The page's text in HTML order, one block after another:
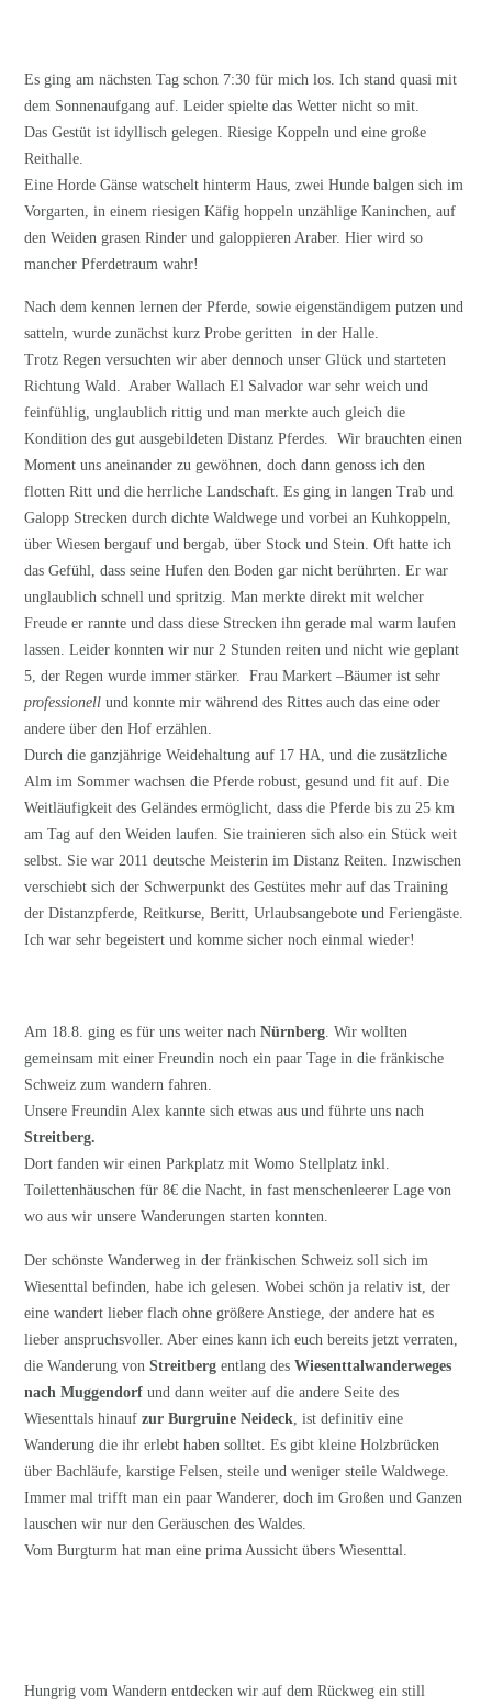
Es ging am nächsten Tag schon 7:30 für mich los. Ich stand quasi mit
dem Sonnenaufgang auf. Leider spielte das Wetter nicht so mit.
Das Gestüt ist idyllisch gelegen. Riesige Koppeln und eine große
Reithalle.
Eine Horde Gänse watschelt hinterm Haus, zwei Hunde balgen sich im
Vorgarten, in einem riesigen Käfig hoppeln unzählige Kaninchen, auf
den Weiden grasen Rinder und galoppieren Araber. Hier wird so
mancher Pferdetraum wahr!
Nach dem kennen lernen der Pferde, sowie eigenständigem putzen und
satteln, wurde zunächst kurz Probe geritten in der Halle.
Trotz Regen versuchten wir aber dennoch unser Glück und starteten
Richtung Wald. Araber Wallach El Salvador war sehr weich und
feinfühlig, unglaublich rittig und man merkte auch gleich die
Kondition des gut ausgebildeten Distanz Pferdes. Wir brauchten einen
Moment uns aneinander zu gewöhnen, doch dann genoss ich den
flotten Ritt und die herrliche Landschaft. Es ging in langen Trab und
Galopp Strecken durch dichte Waldwege und vorbei an Kuhkoppeln,
über Wiesen bergauf und bergab, über Stock und Stein. Oft hatte ich
das Gefühl, dass seine Hufen den Boden gar nicht berührten. Er war
unglaublich schnell und spritzig. Man merkte direkt mit welcher
Freude er rannte und dass diese Strecken ihn gerade mal warm laufen
lassen. Leider konnten wir nur 2 Stunden reiten und nicht wie geplant
5, der Regen wurde immer stärker. Frau Markert –Bäumer ist sehr
professionell und konnte mir während des Rittes auch das eine oder
andere über den Hof erzählen.
Durch die ganzjährige Weidehaltung auf 17 HA, und die zusätzliche
Alm im Sommer wachsen die Pferde robust, gesund und fit auf. Die
Weitläufigkeit des Geländes ermöglicht, dass die Pferde bis zu 25 km
am Tag auf den Weiden laufen. Sie trainieren sich also ein Stück weit
selbst. Sie war 2011 deutsche Meisterin im Distanz Reiten. Inzwischen
verschiebt sich der Schwerpunkt des Gestütes mehr auf das Training
der Distanzpferde, Reitkurse, Beritt, Urlaubsangebote und Feriengäste.
Ich war sehr begeistert und komme sicher noch einmal wieder!
Am 18.8. ging es für uns weiter nach Nürnberg. Wir wollten
gemeinsam mit einer Freundin noch ein paar Tage in die fränkische
Schweiz zum wandern fahren.
Unsere Freundin Alex kannte sich etwas aus und führte uns nach
Streitberg.
Dort fanden wir einen Parkplatz mit Womo Stellplatz inkl.
Toilettenhäuschen für 8€ die Nacht, in fast menschenleerer Lage von
wo aus wir unsere Wanderungen starten konnten.
Der schönste Wanderweg in der fränkischen Schweiz soll sich im
Wiesenttal befinden, habe ich gelesen. Wobei schön ja relativ ist, der
eine wandert lieber flach ohne größere Anstiege, der andere hat es
lieber anspruchsvoller. Aber eines kann ich euch bereits jetzt verraten,
die Wanderung von Streitberg entlang des Wiesenttalwanderweges
nach Muggendorf und dann weiter auf die andere Seite des
Wiesenttals hinauf zur Burgruine Neideck , ist definitiv eine
Wanderung die ihr erlebt haben solltet. Es gibt kleine Holzbrücken
über Bachläufe, karstige Felsen, steile und weniger steile Waldwege.
Immer mal trifft man ein paar Wanderer, doch im Großen und Ganzen
lauschen wir nur den Geräuschen des Waldes.
Vom Burgturm hat man eine prima Aussicht übers Wiesenttal.
Hungrig vom Wandern entdecken wir auf dem Rückweg ein still